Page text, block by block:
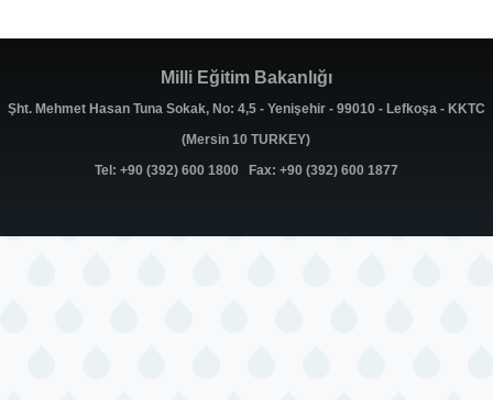
Milli Eğitim Bakanlığı
Şht. Mehmet Hasan Tuna Sokak, No: 4,5 - Yenişehir - 99010 - Lefkoşa - KKTC
(Mersin 10 TURKEY)
Tel: +90 (392) 600 1800 Fax: +90 (392) 600 1877